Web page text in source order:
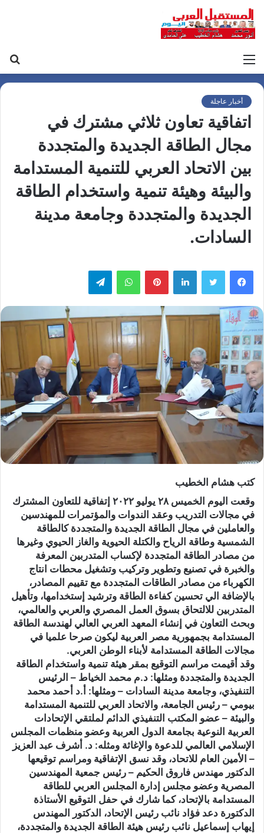
أخبار عاجلة
اتفاقية تعاون ثلاثي مشترك في
مجال الطاقة الجديدة والمتجددة
بين الاتحاد العربي للتنمية المستدامة
والبيئة وهيئة تنمية واستخدام الطاقة
الجديدة والمتجددة وجامعة مدينة
السادات.
لينكدإن بينتيريست واتساب
كتب هشام الخطيب
وقعت اليوم الخميس ٢٨ يوليو ٢٠٢٢ إتفاقية للتعاون المشترك
في مجالات التدريب وعقد الندوات والمؤتمرات للمهندسين
والعاملين في مجال الطاقة الجديدة والمتجددة كالطاقة
الشمسية وطاقة الرياح والكتلة الحيوية والغاز الحيوي وغيرها
من مصادر الطاقة المتجددة لإكساب المتدربين المعرفة
والخبرة في تصنيع وتطوير وتركيب وتشغيل محطات انتاج
الكهرباء من مصادر الطاقات المتجددة مع تقييم المصادر،
بالإضافة الي تحسين كفاءة الطاقة وترشيد إستخدامها، وتأهيل
المتدربين للالتحاق بسوق العمل المصري والعربي والعالمي،
وبحث التعاون في إنشاء المعهد العربي العالي لهندسة الطاقة
المستدامة بجمهورية مصر العربية ليكون صرحا علميا في
مجالات الطاقة المستدامة لأبناء الوطن العربي.
وقد أقيمت مراسم التوقيع بمقر هيئة تنمية واستخدام الطاقة
الجديدة والمتجددة ومثلها: د.م محمد الخياط – الرئيس
التنفيذي، وجامعة مدينة السادات – ومثلها: أ.د أحمد محمد
بيومي – رئيس الجامعة، والاتحاد العربي للتنمية المستدامة
والبيئة – عضو المكتب التنفيذي الدائم لملتقي الإتحادات
العربية النوعية بجامعة الدول العربية وعضو منظمات المجلس
الإسلامي العالمي للدعوة والإغاثة ومثله: د. أشرف عبد العزيز
– الأمين العام للاتحاد، وقد نسق الإتفاقية ومراسم توقيعها
الدكتور مهندس فاروق الحكيم – رئيس جمعية المهندسين
المصرية وعضو مجلس إدارة المجلس العربي للطاقة
المستدامة بالإتحاد، كما شارك في حفل التوقيع الأستاذة
الدكتورة دعد فؤاد نائب رئيس الإتحاد، الدكتور المهندس
إيهاب إسماعيل نائب رئيس هيئة الطاقة الجديدة والمتجددة،